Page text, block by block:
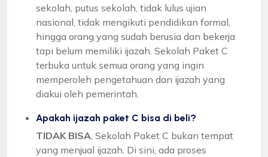
sekolah, putus sekolah, tidak lulus ujian
nasional, tidak mengikuti pendidikan formal,
hingga orang yang sudah berusia dan bekerja
tapi belum memiliki ijazah. Sekolah Paket C
terbuka untuk semua orang yang ingin
memperoleh pengetahuan dan ijazah yang
diakui oleh pemerintah.
Apakah ijazah paket C bisa di beli?
TIDAK BISA , Sekolah Paket C bukan tempat
yang menjual ijazah. Di sini, ada proses